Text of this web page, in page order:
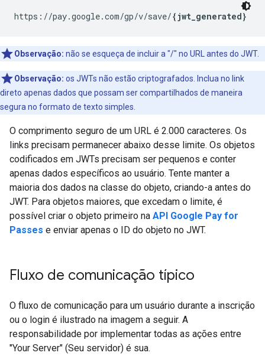
https://pay.google.com/gp/v/save/{jwt_generated}
Observação: não se esqueça de incluir a "/" no URL antes do JWT.
Observação: os JWTs não estão criptografados. Inclua no link
direto apenas dados que possam ser compartilhados de maneira
segura no formato de texto simples.
O comprimento seguro de um URL é 2.000 caracteres. Os
links precisam permanecer abaixo desse limite. Os objetos
codificados em JWTs precisam ser pequenos e conter
apenas dados específicos ao usuário. Tente manter a
maioria dos dados na classe do objeto, criando-a antes do
JWT. Para objetos maiores, que excedam o limite, é
possível criar o objeto primeiro na API Google Pay for
Passes e enviar apenas o ID do objeto no JWT.
Fluxo de comunicação típico
O fluxo de comunicação para um usuário durante a inscrição
ou o login é ilustrado na imagem a seguir. A
responsabilidade por implementar todas as ações entre
"Your Server" (Seu servidor) é sua.